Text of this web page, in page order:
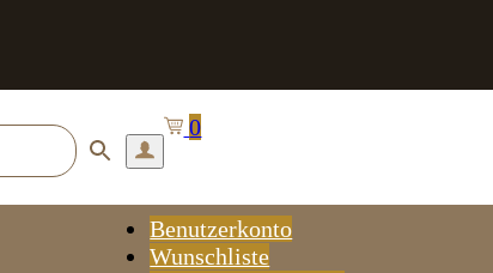
Benutzerkonto
Wunschliste
0